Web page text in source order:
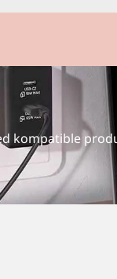
kompatible